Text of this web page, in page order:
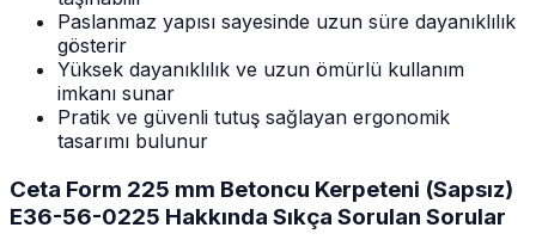
Paslanmaz yapısı sayesinde uzun süre dayanıklılık
gösterir
Yüksek dayanıklılık ve uzun ömürlü kullanım
imkanı sunar
Pratik ve güvenli tutuş sağlayan ergonomik
tasarımı bulunur
Ceta Form 225 mm Betoncu Kerpeteni (Sapsız)
E36-56-0225 Hakkında Sıkça Sorulan Sorular